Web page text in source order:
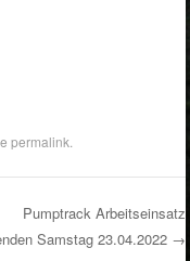
permalink
Pumptrack Arbeitseinsatz
Samstag 23.04.2022 →